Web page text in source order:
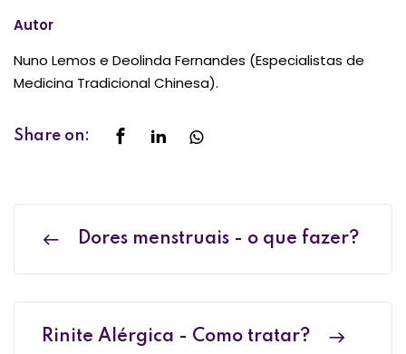
Autor
Nuno Lemos e Deolinda Fernandes (Especialistas de
Medicina Tradicional Chinesa).
Share on:
Dores menstruais - o que fazer?
Rinite Alérgica - Como tratar?